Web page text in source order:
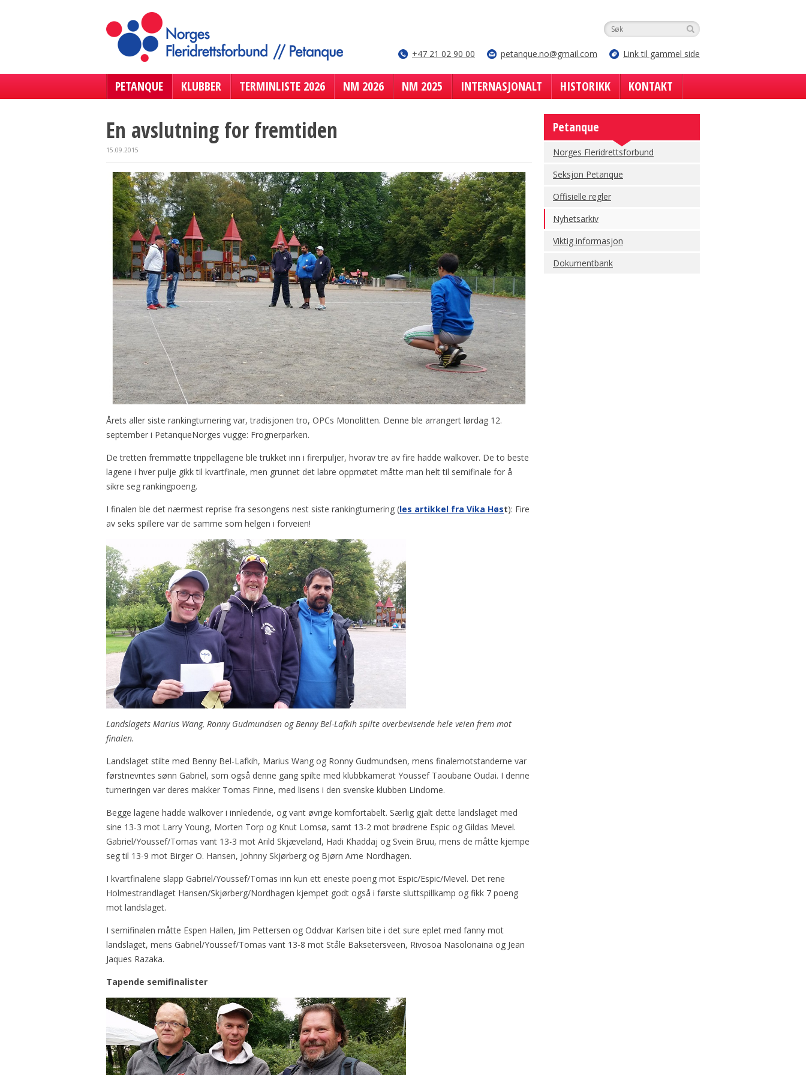
+47 21 02 90 00 petanque.no@gmail.com Link til gammel side
PETANQUE KLUBBER TERMINLISTE 2026 NM 2026 NM 2025 INTERNASJONALT HISTORIKK KONTAKT
En avslutning for fremtiden
15.09.2015
Årets aller siste rankingturnering var, tradisjonen tro, OPCs Monolitten. Denne ble arrangert lørdag 12.
september i PetanqueNorges vugge: Frognerparken.
De tretten fremmøtte trippellagene ble trukket inn i firerpuljer, hvorav tre av fire hadde walkover. De to beste
lagene i hver pulje gikk til kvartfinale, men grunnet det labre oppmøtet måtte man helt til semifinale for å
sikre seg rankingpoeng.
I finalen ble det nærmest reprise fra sesongens nest siste rankingturnering (les artikkel fra Vika Høst): Fire
av seks spillere var de samme som helgen i forveien!
Landslagets Marius Wang, Ronny Gudmundsen og Benny Bel-Lafkih spilte overbevisende hele veien frem mot
finalen.
Landslaget stilte med Benny Bel-Lafkih, Marius Wang og Ronny Gudmundsen, mens finalemotstanderne var
førstnevntes sønn Gabriel, som også denne gang spilte med klubbkamerat Youssef Taoubane Oudai. I denne
turneringen var deres makker Tomas Finne, med lisens i den svenske klubben Lindome.
Begge lagene hadde walkover i innledende, og vant øvrige komfortabelt. Særlig gjalt dette landslaget med
sine 13-3 mot Larry Young, Morten Torp og Knut Lomsø, samt 13-2 mot brødrene Espic og Gildas Mevel.
Gabriel/Youssef/Tomas vant 13-3 mot Arild Skjæveland, Hadi Khaddaj og Svein Bruu, mens de måtte kjempe
seg til 13-9 mot Birger O. Hansen, Johnny Skjørberg og Bjørn Arne Nordhagen.
I kvartfinalene slapp Gabriel/Youssef/Tomas inn kun ett eneste poeng mot Espic/Espic/Mevel. Det rene
Holmestrandlaget Hansen/Skjørberg/Nordhagen kjempet godt også i første sluttspillkamp og fikk 7 poeng
mot landslaget.
I semifinalen måtte Espen Hallen, Jim Pettersen og Oddvar Karlsen bite i det sure eplet med fanny mot
landslaget, mens Gabriel/Youssef/Tomas vant 13-8 mot Ståle Baksetersveen, Rivosoa Nasolonaina og Jean
Jaques Razaka.
Tapende semifinalister
Petanque
Norges Fleridrettsforbund
Seksjon Petanque
Offisielle regler
Nyhetsarkiv
Viktig informasjon
Dokumentbank